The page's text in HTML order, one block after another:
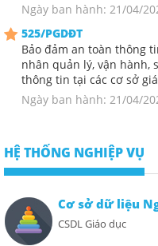
Ngày ban hành: 21/04/
525/PGDĐT
Bảo đảm an toàn thông
nhân quản lý, vận hành,
thông tin tại các cơ sở
Ngày ban hành: 21/04/
HỆ THỐNG NGHIỆP VỤ
Cơ sở dữ liệu
CSDL Giáo dục